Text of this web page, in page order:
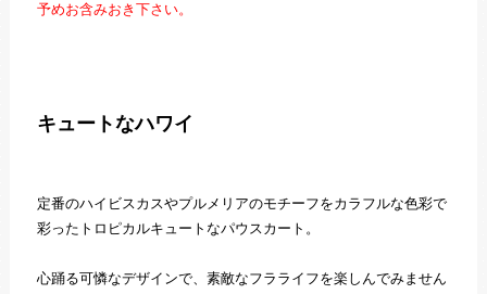
予めお含みおき下さい。
キュートなハワイ
定番のハイビスカスやプルメリアのモチーフをカラフルな色彩で
彩ったトロピカルキュートなパウスカート。
心踊る可憐なデザインで、素敵なフラライフを楽しんでみません